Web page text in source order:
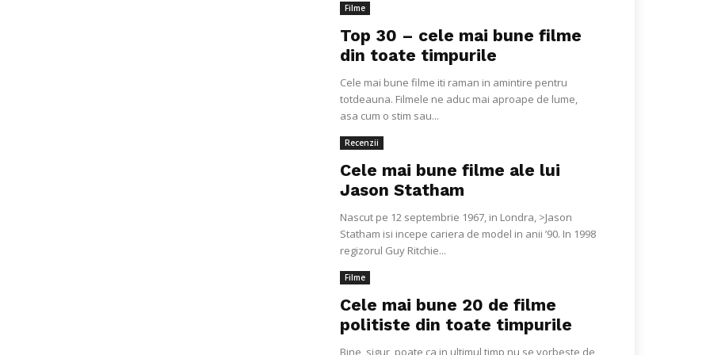
Filme
Top 30 – cele mai bune filme
din toate timpurile
Cele mai bune filme iti raman in amintire pentru
totdeauna. Filmele ne aduc mai aproape de lume,
asa cum o stim sau...
Recenzii
Cele mai bune filme ale lui
Jason Statham
Nascut pe 12 septembrie 1967, in Londra, >Jason
Statham isi incepe cariera de model in anii ’90. In 1998
regizorul Guy Ritchie...
Filme
Cele mai bune 20 de filme
politiste din toate timpurile
Bine, sigur, poate ca in ultimul timp nu se vorbeste de